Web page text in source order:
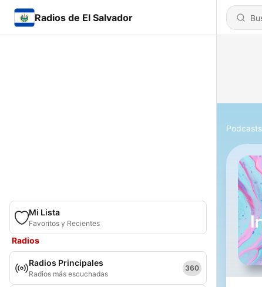
Radios de El Salvador
Mi Lista
Favoritos y Recientes
Radios
Radios Principales
Radios más escuchadas
360
Podcasts